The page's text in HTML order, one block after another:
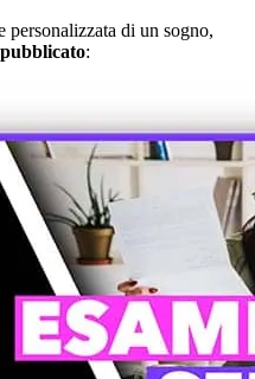
personalizzata di un sogno,
pubblicato: